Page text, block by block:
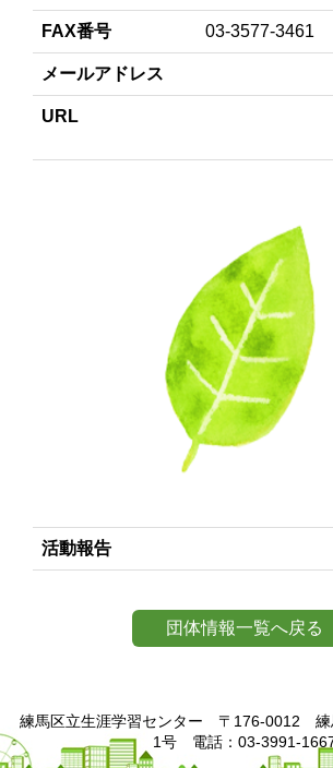
FAX番号 03-3577-3461
メールアドレス
URL
活動報告
団体情報一覧へ戻る
練馬区立生涯学習センター 〒176-0012 練
1号 電話：03-3991-